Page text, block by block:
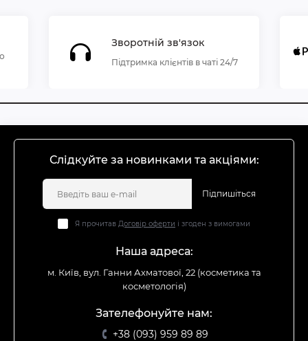
Зворотній зв'язок
Підтримка клієнтів в чаті 24/7
Слідкуйте за новинками та акціями:
Підпишіться
Я прочитав Договір оферти і згоден з вимогами
Наша адреса:
м. Київ, вул. Ганни Ахматової, 22 (косметика та
косметологія)
Зателефонуйте нам:
+38 (093) 959 89 89